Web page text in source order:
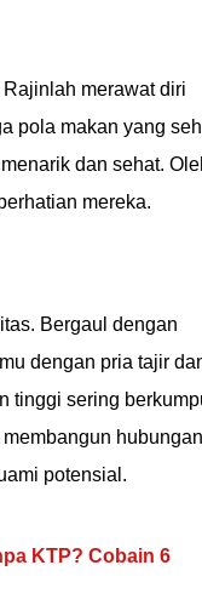
merawat diri
pola makan yang
dan sehat.
mereka.
Bergaul dengan
dengan pria tajir
tinggi sering
hubungan
potensial.
KTP? Cobain 6